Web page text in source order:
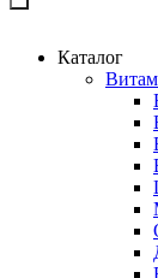
Каталог